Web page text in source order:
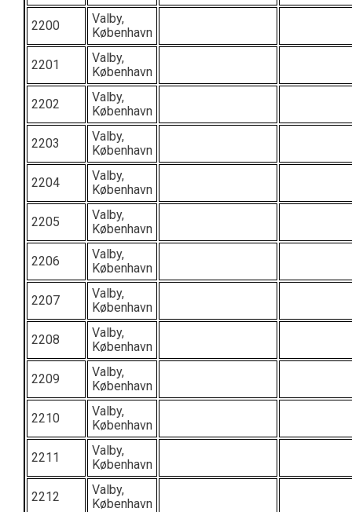
2200
Valby,
København
2201
Valby,
København
2202
Valby,
København
2203
Valby,
København
2204
Valby,
København
2205
Valby,
København
2206
Valby,
København
2207
Valby,
København
2208
Valby,
København
2209
Valby,
København
2210
Valby,
København
2211
Valby,
København
2212
Valby,
København